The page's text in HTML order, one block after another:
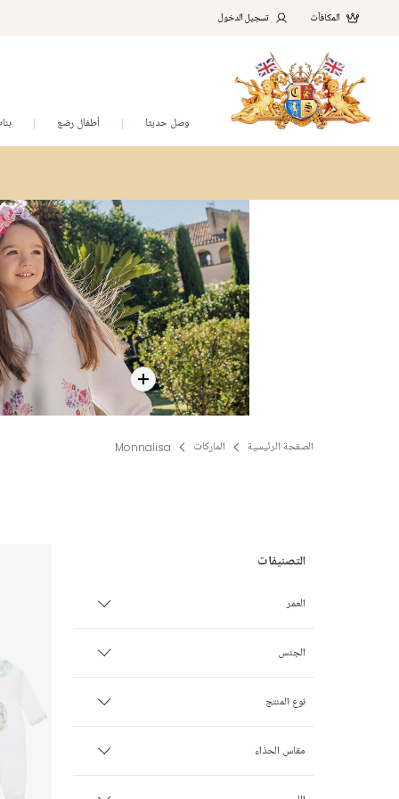
المكافآت تسجيل الدخول
وصل حديثا أطفال رضع
الصفحة الرئيسية الماركات Monnalisa
العمر
الأطفال الخدج
0 شهر
3 أشهر
الجنس
ولـد
بنت
نوع المنتج
اكسسوارات النوم
مقاس الحذاء